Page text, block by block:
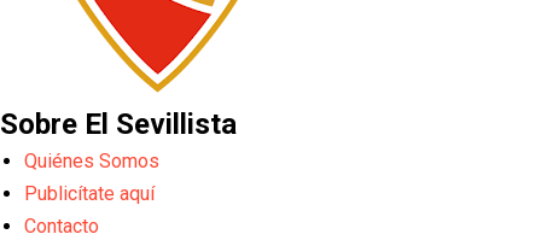
Sobre El Sevillista
Quiénes Somos
Publicítate aquí
Contacto